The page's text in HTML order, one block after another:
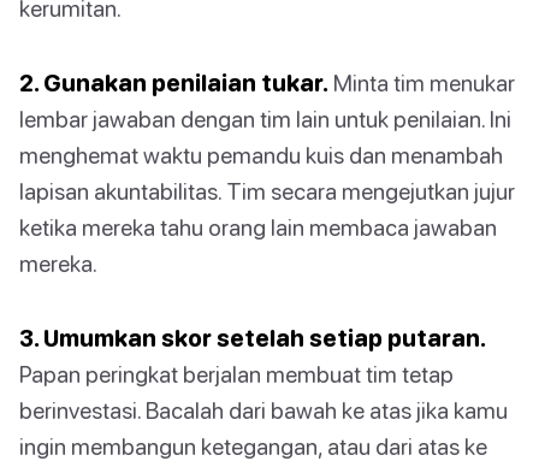
kerumitan.
2. Gunakan penilaian tukar. Minta tim menukar
lembar jawaban dengan tim lain untuk penilaian. Ini
menghemat waktu pemandu kuis dan menambah
lapisan akuntabilitas. Tim secara mengejutkan jujur
ketika mereka tahu orang lain membaca jawaban
mereka.
3. Umumkan skor setelah setiap putaran.
Papan peringkat berjalan membuat tim tetap
berinvestasi. Bacalah dari bawah ke atas jika kamu
ingin membangun ketegangan, atau dari atas ke